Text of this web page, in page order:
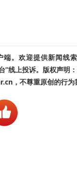
。欢迎提供新闻线
线上投诉。版权声明
，不尊重原创的行为